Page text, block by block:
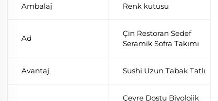
Ambalaj Renk kutusu
Ad
Çin Restoran Sedef
Seramik Sofra Takımı
Avantaj Sushi Uzun Tabak Tatlı
Çevre Dostu Biyolojik